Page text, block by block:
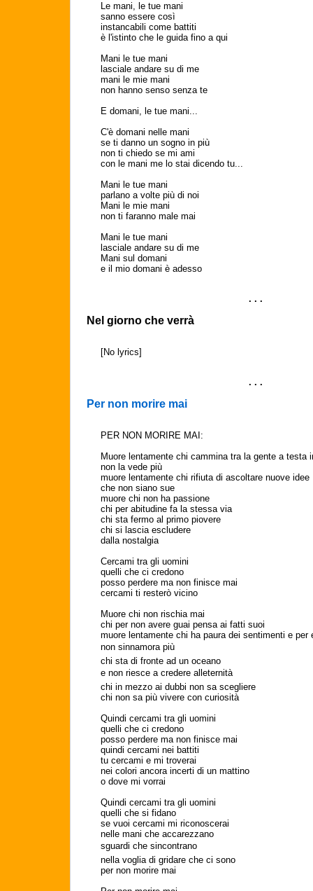
Le mani, le tue mani
sanno essere così
instancabili come battiti
è l'istinto che le guida fino a qui
Mani le tue mani
lasciale andare su di me
mani le mie mani
non hanno senso senza te
E domani, le tue mani...
C'è domani nelle mani
se ti danno un sogno in più
non ti chiedo se mi ami
con le mani me lo stai dicendo tu...
Mani le tue mani
parlano a volte più di noi
Mani le mie mani
non ti faranno male mai
Mani le tue mani
lasciale andare su di me
Mani sul domani
e il mio domani è adesso
. . .
Nel giorno che verrà
[No lyrics]
. . .
Per non morire mai
PER NON MORIRE MAI:
Muore lentamente chi cammina tra la gente a testa
non la vede più
muore lentamente chi rifiuta di ascoltare nuove idee
che non siano sue
muore chi non ha passione
chi per abitudine fa la stessa via
chi sta fermo al primo piovere
chi si lascia escludere
dalla nostalgia
Cercami tra gli uomini
quelli che ci credono
posso perdere ma non finisce mai
cercami ti resterò vicino
Muore chi non rischia mai
chi per non avere guai pensa ai fatti suoi
muore lentamente chi ha paura dei sentimenti e per
non sinnamora più
chi sta di fronte ad un oceano
e non riesce a credere alleternità
chi in mezzo ai dubbi non sa scegliere
chi non sa più vivere con curiosità
Quindi cercami tra gli uomini
quelli che ci credono
posso perdere ma non finisce mai
quindi cercami nei battiti
tu cercami e mi troverai
nei colori ancora incerti di un mattino
o dove mi vorrai
Quindi cercami tra gli uomini
quelli che si fidano
se vuoi cercami mi riconoscerai
nelle mani che accarezzano
sguardi che sincontrano
nella voglia di gridare che ci sono
per non morire mai